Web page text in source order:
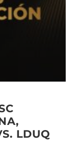
LDUQ